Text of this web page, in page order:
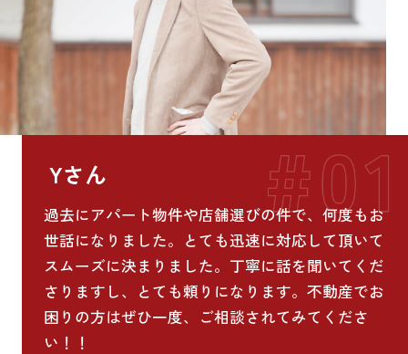
Yさん
過去にアパート物件や店舗選びの件で、何度もお
世話になりました。とても迅速に対応して頂いて
スムーズに決まりました。丁寧に話を聞いてくだ
さりますし、とても頼りになります。不動産でお
困りの方はぜひ一度、ご相談されてみてくださ
い！！